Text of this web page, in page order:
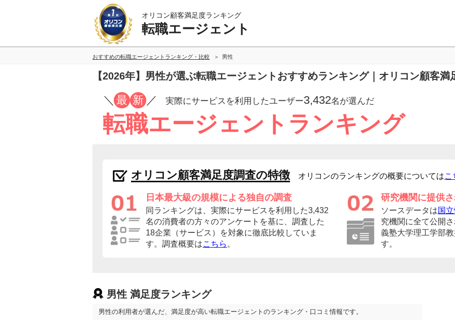
オリコン顧客満足度ランキング
転職エージェント
おすすめの転職エージェントランキング・比較 男性
【2026年】男性が選ぶ転職エージェントおすすめランキング｜オリコン顧客満
／ 最 新 ／ 実際にサービスを利用したユーザー3,432名が選んだ
転職エージェントランキング
オリコン顧客満足度調査の特徴 オリコンのランキングの概要についてはこ
日本最大級の規模による独自の調査
同ランキングは、実際にサービスを利用した3,432
名の消費者の方々のアンケートを基に、調査した
18企業（サービス）を対象に徹底比較していま
す。調査概要はこちら 。
研究機関に提供
ソースデータは国
究機関に全て公開
義塾大学理工学部教
す。
男性 満足度ランキング
男性の利用者が選んだ、満足度が高い転職エージェントのランキング・口コミ情報です。